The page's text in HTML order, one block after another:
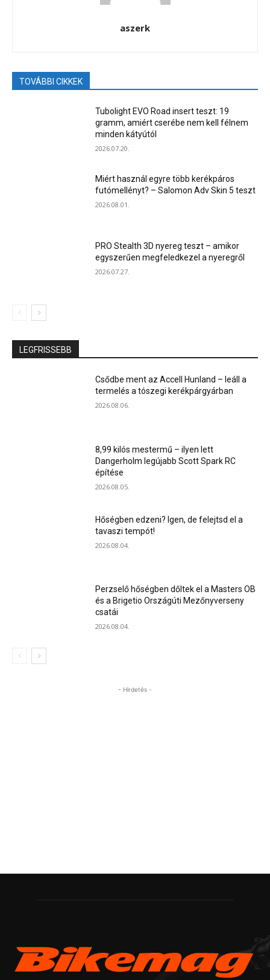
aszerk
TOVÁBBI CIKKEK
Tubolight EVO Road insert teszt: 19
gramm, amiért cserébe nem kell félnem
minden kátyútól
2026.07.20.
Miért használ egyre több kerékpáros
futómellényt? – Salomon Adv Skin 5 teszt
2026.08.01.
PRO Stealth 3D nyereg teszt – amikor
egyszerűen megfeledkezel a nyeregről
2026.07.27.
LEGFRISSEBB
Csődbe ment az Accell Hunland – leáll a
termelés a tószegi kerékpárgyárban
2026.08.06.
8,99 kilós mestermű – ilyen lett
Dangerholm legújabb Scott Spark RC
építése
2026.08.05.
Hőségben edzeni? Igen, de felejtsd el a
tavaszi tempót!
2026.08.04.
Perzselő hőségben dőltek el a Masters OB
és a Brigetio Országúti Mezőnyverseny
csatái
2026.08.04.
- Hirdetés -